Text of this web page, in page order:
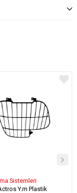
Sistemleri
Y.m Plastik